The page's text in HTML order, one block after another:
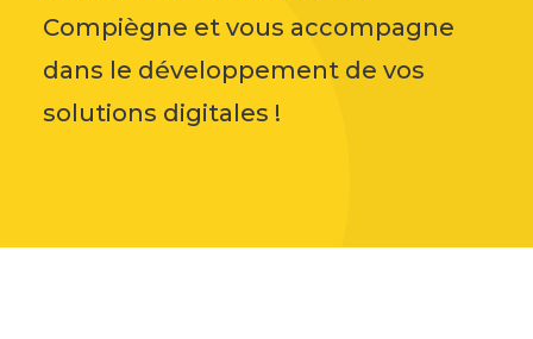
Compiègne et vous accompagne
dans le développement de vos
solutions digitales !